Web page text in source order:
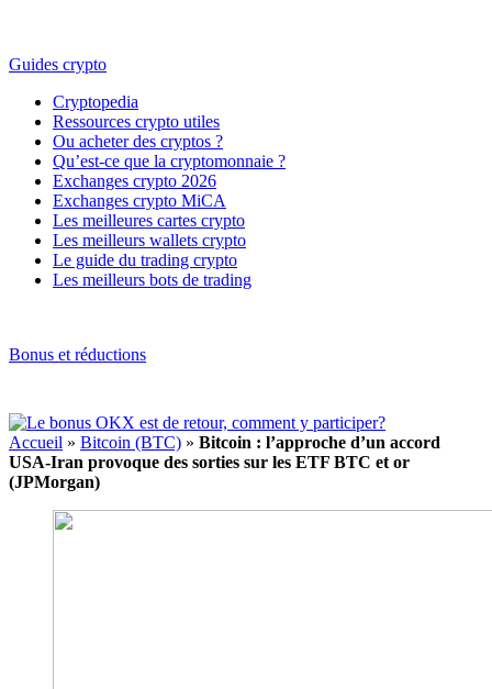
Guides crypto
Cryptopedia
Ressources crypto utiles
Ou acheter des cryptos ?
Qu’est-ce que la cryptomonnaie ?
Exchanges crypto 2026
Exchanges crypto MiCA
Les meilleures cartes crypto
Les meilleurs wallets crypto
Le guide du trading crypto
Les meilleurs bots de trading
Bonus et réductions
Accueil » Bitcoin (BTC) » Bitcoin : l’approche d’un accord
USA-Iran provoque des sorties sur les ETF BTC et or
(JPMorgan)